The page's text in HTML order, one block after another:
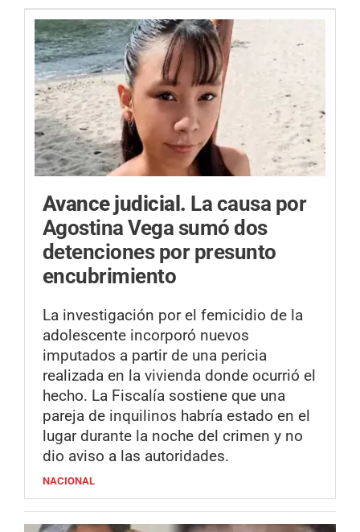
Avance judicial. La causa por
Agostina Vega sumó dos
detenciones por presunto
encubrimiento
La investigación por el femicidio de la
adolescente incorporó nuevos
imputados a partir de una pericia
realizada en la vivienda donde ocurrió el
hecho. La Fiscalía sostiene que una
pareja de inquilinos habría estado en el
lugar durante la noche del crimen y no
dio aviso a las autoridades.
NACIONAL